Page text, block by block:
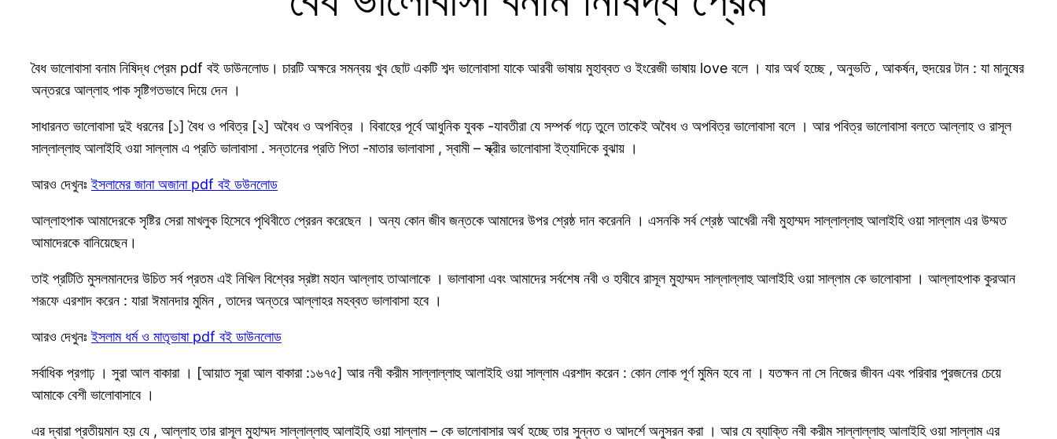
বৈধ ভালোবাসা বনাম নিষিদ্ধ প্রেম pdf বই ডাউনলোড। চারটি অক্ষরে সমন্বয় খুব ছোট একটি শব্দ ভালোবাসা যাকে আরবী ভাষায় মুহাব্বত ও ইংরেজী ভাষায় love বলে । যার অর্থ হচ্ছে , অনুভতি , আকর্ষন, হুদয়ের টান : যা মানুষের
অন্তররে আল্লাহ পাক সৃষ্টিগতভাবে দিয়ে দেন ।
সাধারনত ভালোবাসা দুই ধরনের [১] বৈধ ও পবিত্র [২] অবৈধ ও অপবিত্র । বিবাহের পূর্বে আধুনিক যুবক -যাবতীরা যে সম্পর্ক গঢ়ে তুলে তাকেই অবৈধ ও অপবিত্র ভালোবাসা বলে । আর পবিত্র ভালোবাসা বলতে আল্লাহ ও রাসূল
সাল্লাল্লাহু আলাইহি ওয়া সাল্লাম এ প্রতি ভালাবাসা . সন্তানের প্রতি পিতা -মাতার ভালাবাসা , স্বামী – স্ক্রীর ভালোবাসা ইত্যাদিকে বুঝায় ।
আরও দেখুনঃইসলামের জানা অজানা pdf বই ডউনলোড
আল্লাহপাক আমাদেরকে সৃষ্টির সেরা মাখলুক হিসেবে পৃথিবীতে প্রেরন করেছেন । অন্য কোন জীব জন্তকে আমাদের উপর শ্রেষ্ঠ দান করেননি । এসনকি সর্ব শ্রেষ্ঠ আখেরী নবী মুহাম্মদ সাল্লাল্লাহু আলাইহি ওয়া সাল্লাম এর উম্মত
আমাদেরকে বানিয়েছেন।
তাই প্রটিতি মুসলমানদের উচিত সর্ব প্রতম এই নিখিল বিশ্বের স্রষ্টা মহান আল্লাহ তাআলাকে । ভালাবাসা এবং আমাদের সর্বশেষ নবী ও হাবীবে রাসূল মুহাম্মদ সাল্লাল্লাহু আলাইহি ওয়া সাল্লাম কে ভালোবাসা । আল্লাহপাক কুরআন
শরূফে এরশাদ করেন : যারা ঈমানদার মুমিন , তাদের অন্তরে আল্লাহর মহব্বত ভালাবাসা হবে ।
আরও দেখুনঃইসলাম ধর্ম ও মাতৃভাষা pdf বই ডাউনলোড
সর্বাধিক প্রগাঢ় । সুরা আল বাকারা । [আয়াত সূরা আল বাকারা :১৬৭৫] আর নবী করীম সাল্লাল্লাহু আলাইহি ওয়া সাল্লাম এরশাদ করেন : কোন লোক পূর্ণ মুমিন হবে না । যতক্ষন না সে নিজের জীবন এবং পরিবার পুরজনের চেয়ে
আমাকে বেশী ভালোবাসাবে ।
এর দ্বারা প্রতীয়মান হয় যে , আল্লাহ তার রাসূল মুহাম্মদ সাল্লাল্লাহু আলাইহি ওয়া সাল্লাম – কে ভালোবাসার অর্থ হচ্ছে তার সুন্নত ও আদর্শে অনুসরন করা । আর যে ব্যাক্তি নবী করীম সাল্লাল্লাহু আলাইহি ওয়া সাল্লাম এর